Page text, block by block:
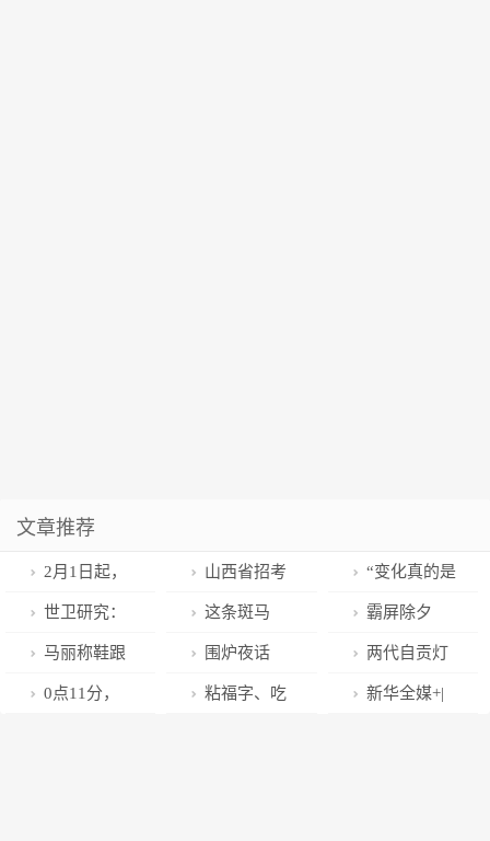
文章推荐
2月1日起，
吕梁机场将开
通海口、哈尔
滨新航线
山西省招考
中心向艺考生
发出温馨提示
“变化真的是
太大了！”——
外地返乡日照
籍人才专访之
世卫研究：
这样形成的免
疫保护，可持
这条斑马
线，冲上热
搜！网友：太
霸屏除夕
夜！中南民大
65名学子参演
马丽称鞋跟
断掉是意外：
围炉夜话
时，一氧化碳
两代自贡灯
会“守灯人”的
0点11分， 粘福字、吃 新华全媒+|